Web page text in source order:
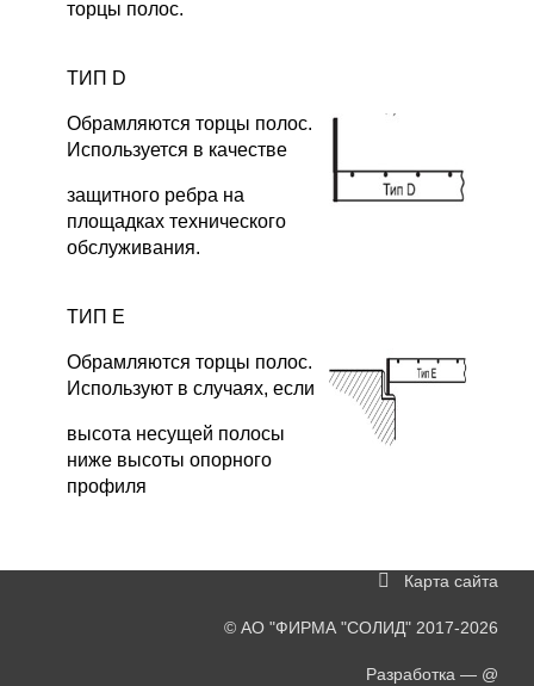
торцы полос.
ТИП D
Обрамляются торцы полос.
Используется в качестве
защитного ребра на
площадках технического
обслуживания.
ТИП Е
Обрамляются торцы полос.
Используют в случаях, если
высота несущей полосы
ниже высоты опорного
профиля
Карта сайта
© АО "ФИРМА "СОЛИД" 2017-2026
Разработка — @